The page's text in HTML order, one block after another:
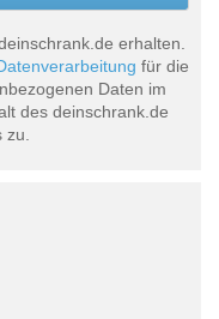
erhalten.
für die
Daten im
des deinschrank.de